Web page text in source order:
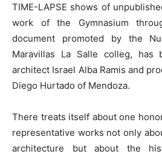
TIME-LAPSE shows of
work of the Gymnasium
document promoted by the
Maravillas La Salle colleg, has
architect Israel Alba Ramis and
Diego Hurtado of Mendoza.
There treats itself about one
representative works not only
architecture but about the